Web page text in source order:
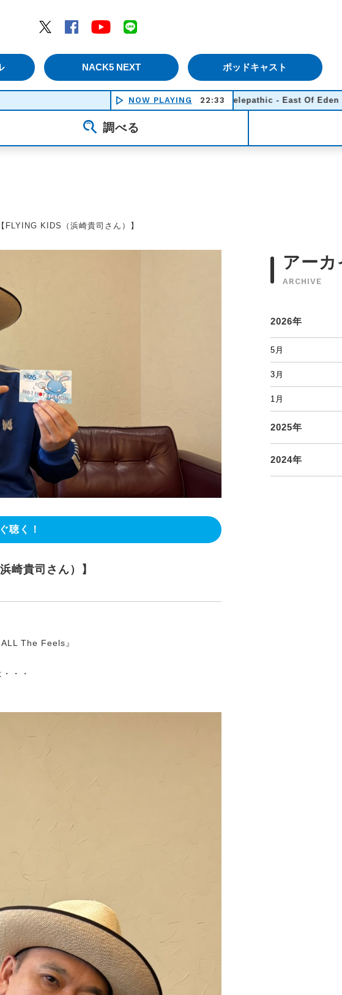
Twitter
Facebook YouTube
NACK5 NEXT ポッドキャスト
NOW PLAYING 22:33
Telepathic - East Of Eden
調べる
KIDS（浜崎貴司さん）】
聴く！
崎貴司さん）】
The Feels』
・・
アーカ
ARCHIVE
2026年
5月
3月
1月
2025年
2024年